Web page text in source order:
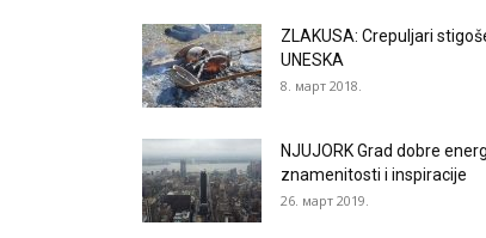
ZLAKUSA: Crepuljari
UNESKA
8. март 2018.
NJUJORK Grad dobre
znamenitosti i inspiracije
26. март 2019.